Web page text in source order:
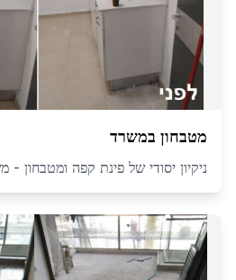
מטבחון במשרד
ניקיון יסודי של פינת קפה ומטבחון -